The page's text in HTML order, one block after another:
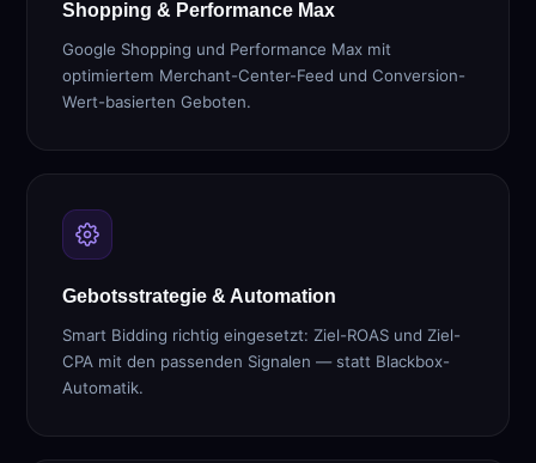
Shopping & Performance Max
Google Shopping und Performance Max mit
optimiertem Merchant-Center-Feed und Conversion-
Wert-basierten Geboten.
Gebotsstrategie & Automation
Smart Bidding richtig eingesetzt: Ziel-ROAS und Ziel-
CPA mit den passenden Signalen — statt Blackbox-
Automatik.